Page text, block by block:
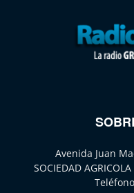
Avenida Juan
SOCIEDAD